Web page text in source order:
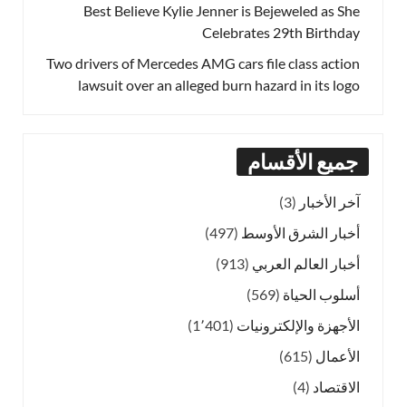
Best Believe Kylie Jenner is Bejeweled as She
Celebrates 29th Birthday
Two drivers of Mercedes AMG cars file class action
lawsuit over an alleged burn hazard in its logo
جميع الأقسام
آخر الأخبار (3)
أخبار الشرق الأوسط (497)
أخبار العالم العربي (913)
أسلوب الحياة (569)
الأجهزة والإلكترونيات (1٬401)
الأعمال (615)
الاقتصاد (4)